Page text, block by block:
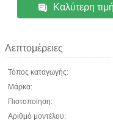
Καλύτερη τιμή
Λεπτομέρειες
Τόπος καταγωγής:
Μάρκα:
Πιστοποίηση:
Αριθμό μοντέλου: